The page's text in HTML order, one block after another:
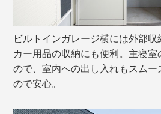
ビルトインガレージ横には外部
カー用品の収納にも便利。主寝
ので、室内への出し入れもスム
ので安心。